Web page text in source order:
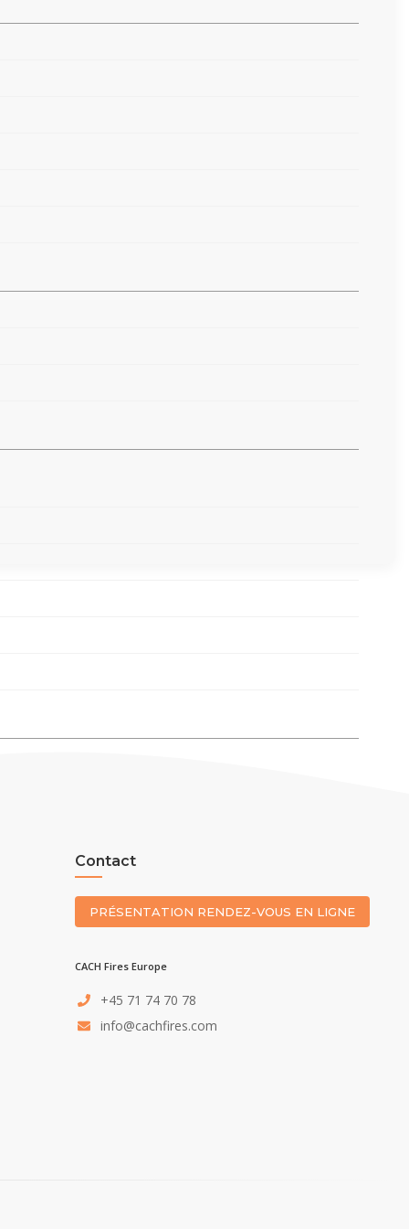
Contact
PRÉSENTATION RENDEZ-VOUS EN LIGNE
CACH Fires Europe
+45 71 74 70 78
info@cachfires.com